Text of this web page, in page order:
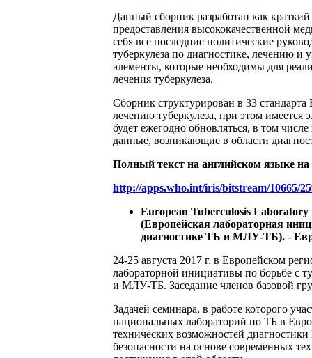
Данный сборник разработан как
предоставления высококачественной
себя все последние политические
туберкулеза по диагностике, лечению
элементы, которые необходимы для
лечения туберкулеза.
Сборник структурирован в 33
лечению туберкулеза, при этом
будет ежегодно обновляться, в том
данные, возникающие в области
Полный текст на английском языке на
http://apps.who.int/iris/bitstream/10665/
European Tuberculosis
(Европейская лабораторная
диагностике ТБ и МЛУ-ТБ). -
24-25 августа 2017 г. в Европейском
лабораторной инициативы по борьбе с
и МЛУ-ТБ. Заседание членов базовой
Задачей семинара, в работе которого
национальных лабораторий по ТБ в
технических возможностей
безопасности на основе современных